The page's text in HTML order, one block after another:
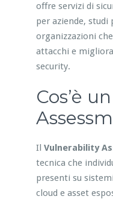
offre servizi di
per aziende, studi
organizzazioni
attacchi e
security.
Cos’è
Il Vulnerability
tecnica che
presenti su
cloud e asset